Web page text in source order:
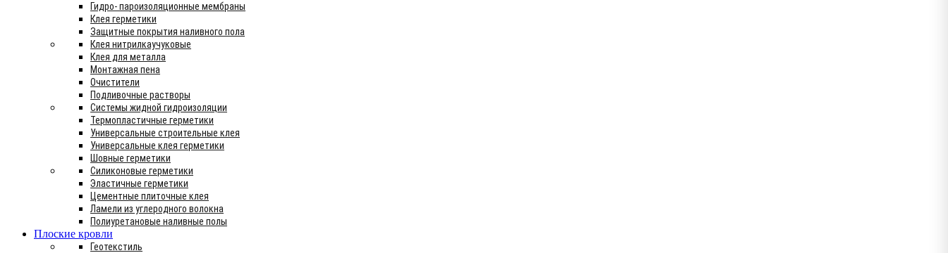
Гидро- пароизоляционные мембраны
Клея герметики
Защитные покрытия наливного пола
Клея нитрилкаучуковые
Клея для металла
Монтажная пена
Очистители
Подливочные растворы
Системы жидной гидроизоляции
Термопластичные герметики
Универсальные строительные клея
Универсальные клея герметики
Шовные герметики
Силиконовые герметики
Эластичные герметики
Цементные плиточные клея
Ламели из углеродного волокна
Полиуретановые наливные полы
Плоские кровли
Геотекстиль